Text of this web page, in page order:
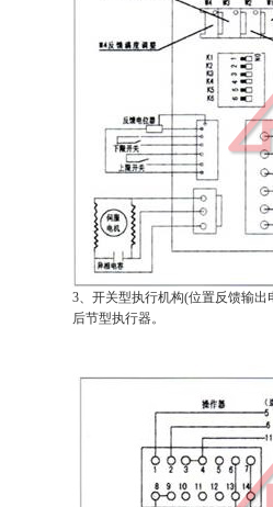
3、开关型执行机构(位置反馈输
后节型执行器。